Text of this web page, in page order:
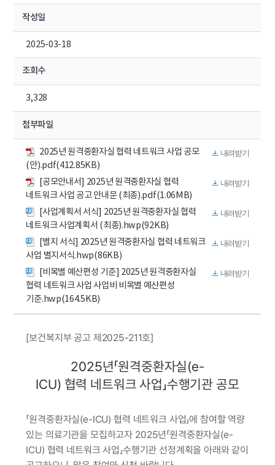
작성일
2025-03-18
조회수
3,328
첨부파일
2025년 원격중환자실 협력 네트워크 사업 공모
(안).pdf(412.85KB)
내려받기
[공모안내서] 2025년 원격중환자실 협력
네트워크 사업 공고 안내문 (최종).pdf(1.06MB)
내려받기
[사업계획서 서식] 2025년 원격중환자실 협력
네트워크 사업계획서 (최종).hwp(92KB)
내려받기
[별지 서식] 2025년 원격중환자실 협력 네트워크
사업 별지서식.hwp(86KB)
내려받기
[비목별 예산편성 기준] 2025년 원격중환자실
협력 네트워크 사업 사업비 비목별 예산편성
기준.hwp(164.5KB)
내려받기
[보건복지부 공고 제2025-211호]
2025년「원격중환자실(e-
ICU) 협력 네트워크 사업」수행기관 공모
「원격중환자실(e-ICU) 협력 네트워크 사업」에 참여할 역량
있는 의료기관을 모집하고자 2025년「원격중환자실(e-
ICU) 협력 네트워크 사업」수행기관 선정계획을 아래와 같이